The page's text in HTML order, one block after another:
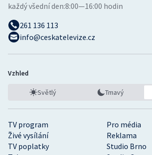
Vodní slalom
Volejbal
TV program
Pro média
Živé vysílání
Reklama
TV poplatky
Studio Brno
každý všední den:8:00—16:00 hodin
261 136 113
info@ceskatelevize.cz
Vzhled
Světlý Tmavý